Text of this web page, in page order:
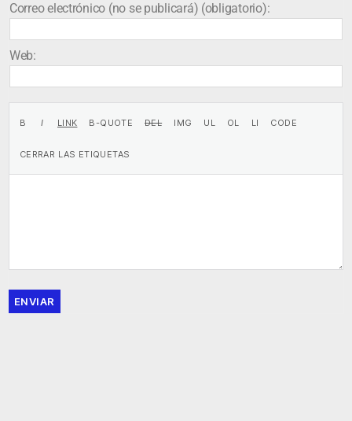
Correo electrónico (no se publicará) (obligatorio):
Web:
ENVIAR